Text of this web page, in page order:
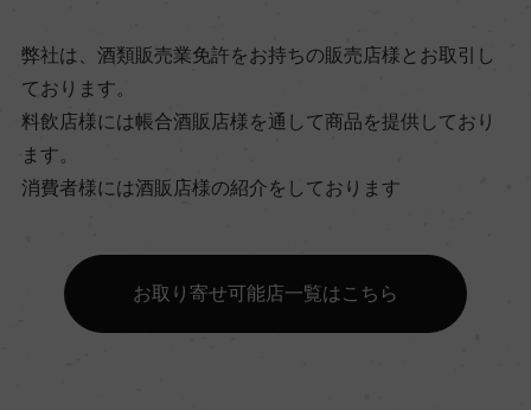
ビオ情報・認証機関
ー
有機JAS認証
コンクール入賞歴
弊社は、酒類販売業免許をお持ちの販売店様とお取引し
ております。
料飲店様には帳合酒販店様を通して商品を提供しており
ます。
消費者様には酒販店様の紹介をしております
お取り寄せ可能店一覧はこちら